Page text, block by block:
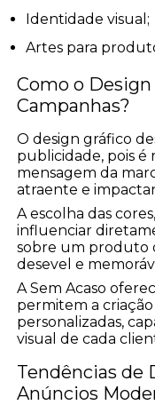
Identidade visual;
Artes para
Como o
Campanhas?
O design gráfico
publicidade, pois é
mensagem da
atraente e
A escolha das
influenciar
sobre um produto
desevel e
A Sem Acaso
permitem a
personalizadas,
visual de cada
Tendências de
Anúncios